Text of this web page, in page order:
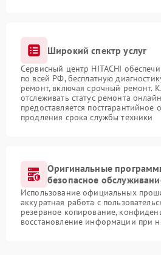
Широкий спектр услуг
Сервисный центр HITACHI
по всей РФ, бесплатную
ремонт, включая срочный ремонт.
отслеживать статус ремонта
предоставляется постгарантийное
продления срока службы техники
Оригинальные
безопасное
Использование официальных
аккуратная работа с
резервное копирование,
восстановление информации при